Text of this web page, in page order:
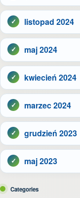
listopad 2024
maj 2024
kwiecień 2024
marzec 2024
grudzień 2023
maj 2023
Categories